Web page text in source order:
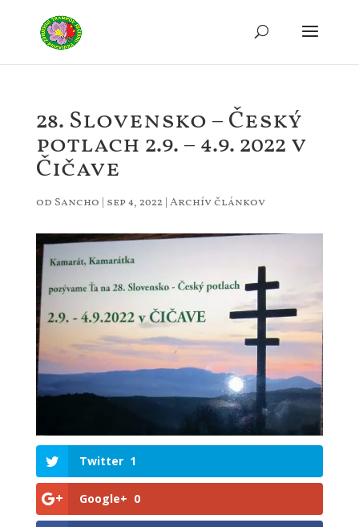
28. Slovensko – Český
potlach 2.9. – 4.9. 2022 v
Čičave
od Sancho | sep 4, 2022 | Archív článkov
Twitter 1
Google+ 0